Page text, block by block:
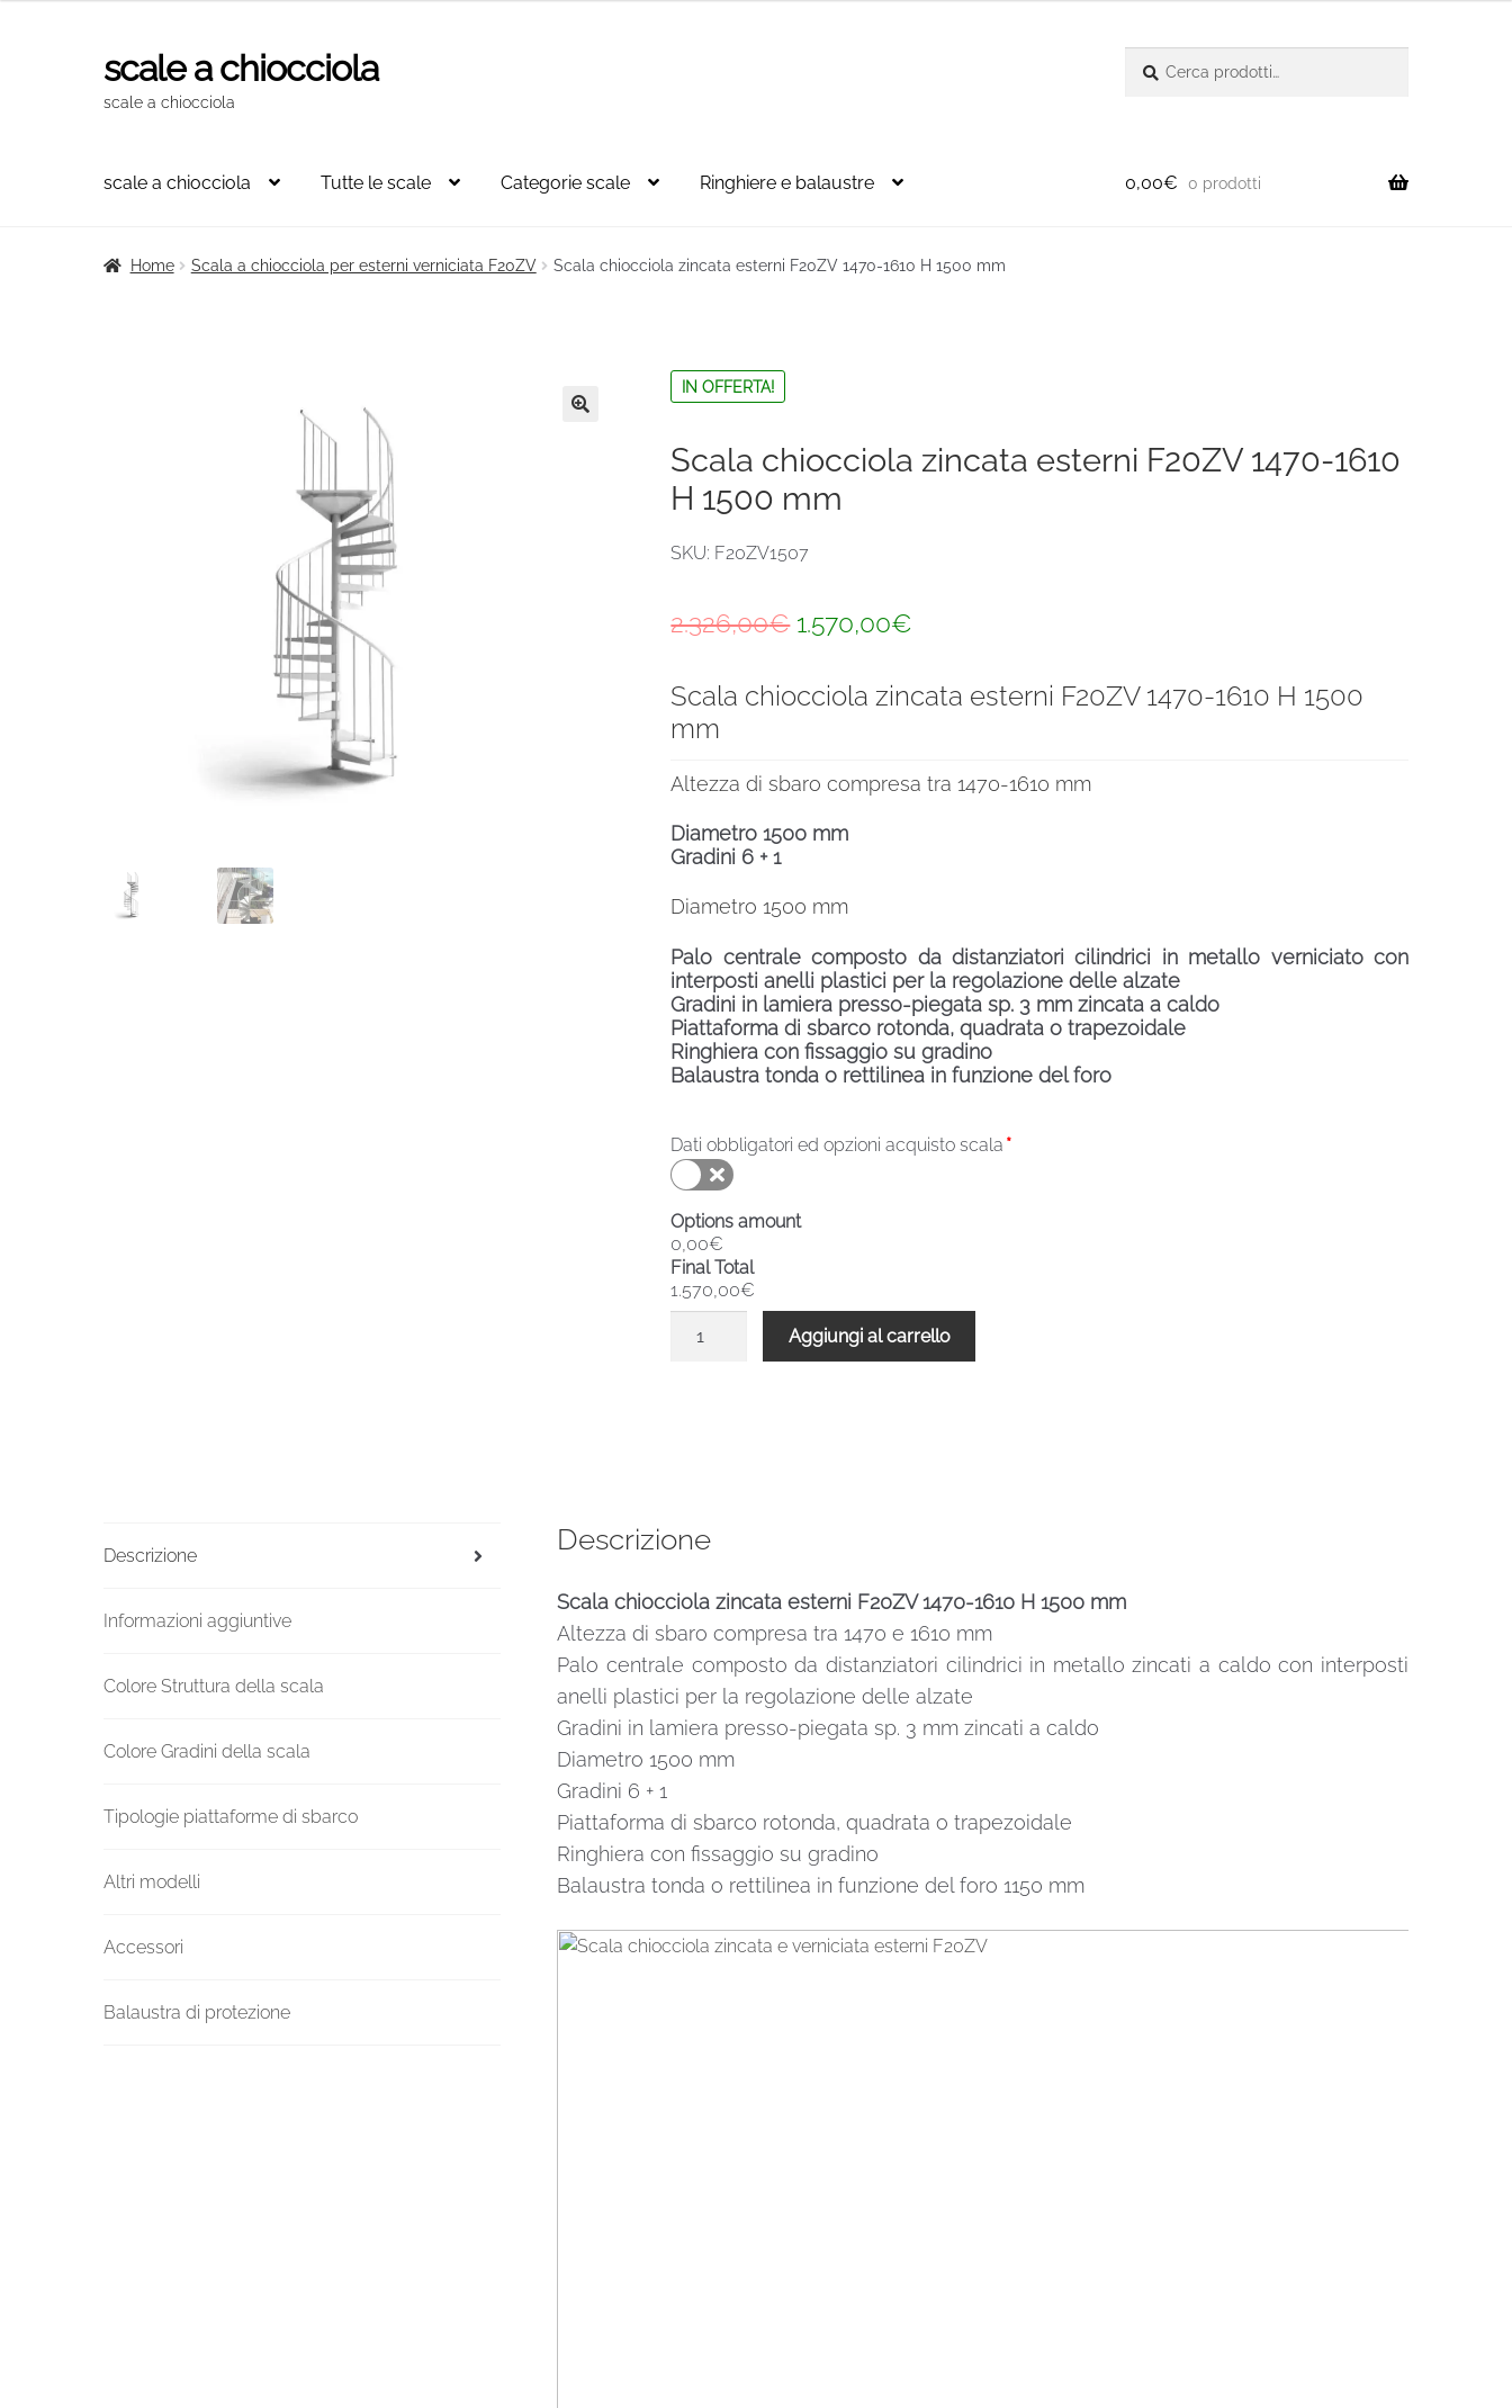
Vai
alla
Vai
al
scale a chiocciola
scale a chiocciola
scale a chiocciola Tutte le scale Categorie scale Ringhiere e balaustre 0,00€ 0 prodotti
Home Scala a chiocciola per esterni verniciata F20ZV Scala chiocciola zincata esterni F20ZV 1470-1610 H 1500 mm
IN OFFERTA!
Scala chiocciola zincata esterni F20ZV 1470-1610
H 1500 mm
SKU: F20ZV1507
2.326,00€ Il
originale
2.326,00€.
1.570,00€
attuale
1.570,00€.
Scala chiocciola zincata esterni F20ZV 1470-1610 H 1500
mm
Altezza di sbaro compresa tra 1470-1610 mm
Diametro 1500 mm
Gradini 6 + 1
Diametro 1500 mm
Palo centrale composto da distanziatori cilindrici in metallo verniciato con
interposti anelli plastici per la regolazione delle alzate
Gradini in lamiera presso-piegata sp. 3 mm zincata a caldo
Piattaforma di sbarco rotonda, quadrata o trapezoidale
Ringhiera con fissaggio su gradino
Balaustra tonda o rettilinea in funzione del foro
Dati obbligatori ed opzioni acquisto scala *
Options amount
0,00€
Final Total
1.570,00€
1500
quantità
Aggiungi al carrello
Descrizione
Informazioni aggiuntive
Colore Struttura della scala
Colore Gradini della scala
Tipologie piattaforme di sbarco
Altri modelli
Accessori
Balaustra di protezione
Descrizione
Scala chiocciola zincata esterni F20ZV 1470-1610 H 1500 mm
Altezza di sbaro compresa tra 1470 e 1610 mm
Palo centrale composto da distanziatori cilindrici in metallo zincati a caldo con interposti
anelli plastici per la regolazione delle alzate
Gradini in lamiera presso-piegata sp. 3 mm zincati a caldo
Diametro 1500 mm
Gradini 6 + 1
Piattaforma di sbarco rotonda, quadrata o trapezoidale
Ringhiera con fissaggio su gradino
Balaustra tonda o rettilinea in funzione del foro 1150 mm
2.326,00€.1.570,00€.